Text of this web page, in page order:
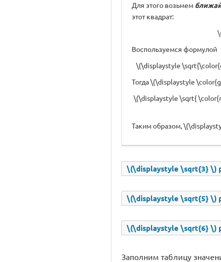
Для этого возьмем
этот квадрат:
Воспользуемся формулой
\(\displaystyle
Тогда \(\displaystyle
\(\displaystyle \sqrt{
Таким образом,
\(\displaystyle \sqrt{3} \)
\(\displaystyle \sqrt{5} \)
\(\displaystyle \sqrt{6} \)
Заполним таблицу